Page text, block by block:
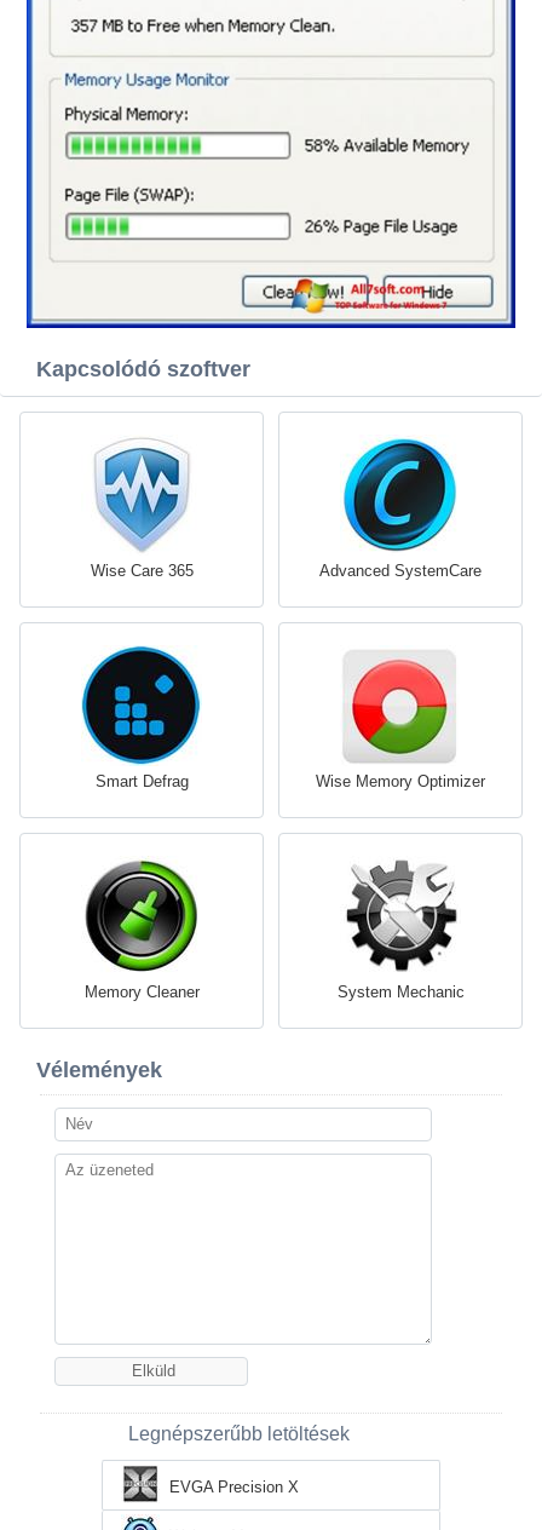
Kapcsolódó szoftver
Wise Care 365 Advanced SystemCare
Smart Defrag Wise Memory Optimizer
Memory Cleaner System Mechanic
Vélemények
Legnépszerűbb letöltések
EVGA Precision X